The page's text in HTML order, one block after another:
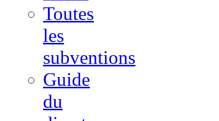
Toutes
les
subventions
Guide
du